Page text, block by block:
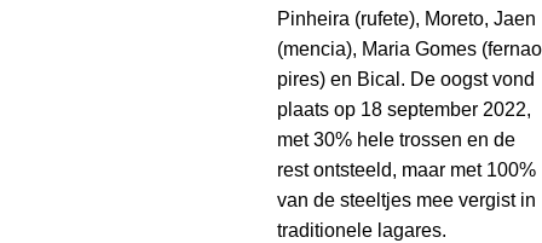
Pinheira (rufete), Moreto, Jaen
(mencia), Maria Gomes (fernao
pires) en Bical. De oogst vond
plaats op 18 september 2022,
met 30% hele trossen en de
rest ontsteeld, maar met 100%
van de steeltjes mee vergist in
traditionele lagares.